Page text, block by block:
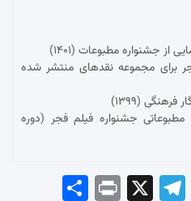
جشنواره مطبوعات (۱۴۰۱)
برای مجموعه نقدهای منتشر شده
(۱۳۹۹)
جشنواره فیلم فجر (دوره
Yah
Tel
Pri